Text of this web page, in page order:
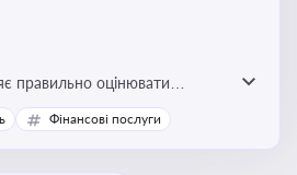
правильно оцінювати
витрати. Зміни в
на собівартість
Фінансові послуги